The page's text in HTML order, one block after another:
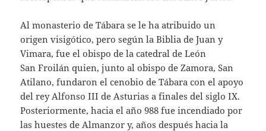
Al monasterio de Tábara se le ha atribuido un
origen visigótico, pero según la Biblia de Juan y
Vimara, fue el obispo de la catedral de León
San Froilán quien, junto al obispo de Zamora, San
Atilano, fundaron el cenobio de Tábara con el apoyo
del rey Alfonso III de Asturias a finales del siglo IX.
Posteriormente, hacia el año 988 fue incendiado por
las huestes de Almanzor y, años después hacia la